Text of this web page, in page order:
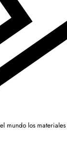
mundo los